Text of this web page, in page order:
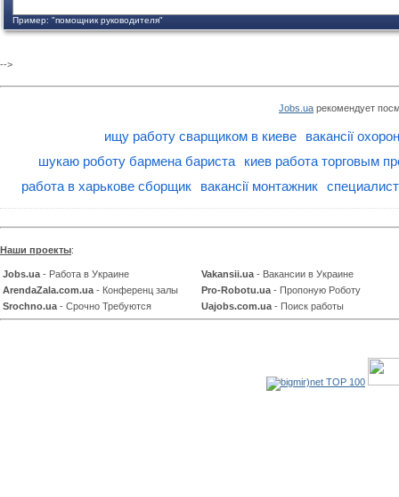
Пример: "помощник руководителя"
-->
Jobs.ua рекомендует
ищу работу сварщиком в киеве
вакансії
шукаю роботу бармена бариста
киев работа торговым
работа в харькове сборщик
вакансії монтажник
Наши проекты:
Jobs.ua - Работа в Украине Vakansii.ua - Вакансии в Украине
ArendaZala.com.ua - Конференц залы Pro-Robotu.ua - Пропоную Роботу
Srochno.ua - Срочно Требуются Uajobs.com.ua - Поиск работы